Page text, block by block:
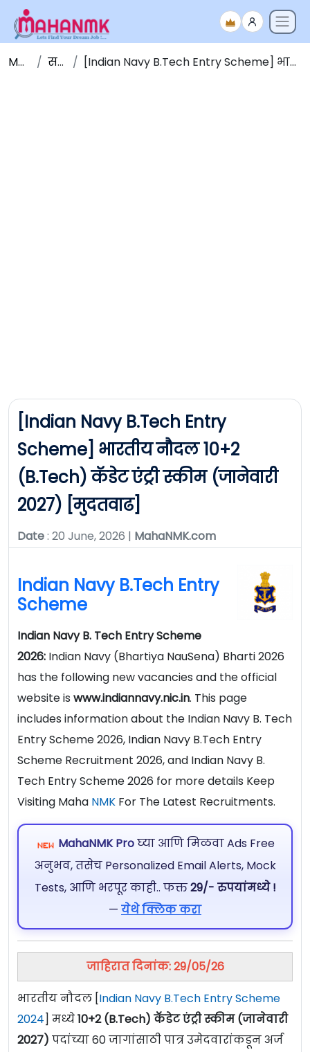
Maha NMK सर्व जाहिराती [Indian Navy B.Tech Entry Scheme] भारतीय नौदल 10+2 (B.Tech) कॅडेट एंट्री स्कीम (जानेवारी 2027) [मुदतवाढ]
[Indian Navy B.Tech Entry
Scheme] भारतीय नौदल 10+2
(B.Tech) कॅडेट एंट्री स्कीम (जानेवारी
2027) [मुदतवाढ]
Date: 20 June, 2026 | MahaNMK.com
Indian Navy B.Tech Entry
Scheme
Indian Navy B. Tech Entry Scheme
2026: Indian Navy (Bhartiya NauSena) Bharti 2026
has the following new vacancies and the official
website is www.indiannavy.nic.in. This page
includes information about the Indian Navy B. Tech
Entry Scheme 2026, Indian Navy B.Tech Entry
Scheme Recruitment 2026, and Indian Navy B.
Tech Entry Scheme 2026 for more details Keep
Visiting Maha NMK For The Latest Recruitments.
MahaNMK Proघ्या आणि मिळवा Ads Free
अनुभव, तसेच Personalized Email Alerts, Mock
Tests, आणि भरपूर काही.. फक्त29/- रुपयांमध्ये !
— येथे क्लिक करा
जाहिरात दिनांक: 29/05/26
भारतीय नौदल [Indian Navy B.Tech Entry Scheme
2024] मध्ये10+2 (B.Tech) कॅडेट एंट्री स्कीम (जानेवारी
2027) पदांच्या 60 जागांसाठी पात्र उमेदवारांकडून अर्ज